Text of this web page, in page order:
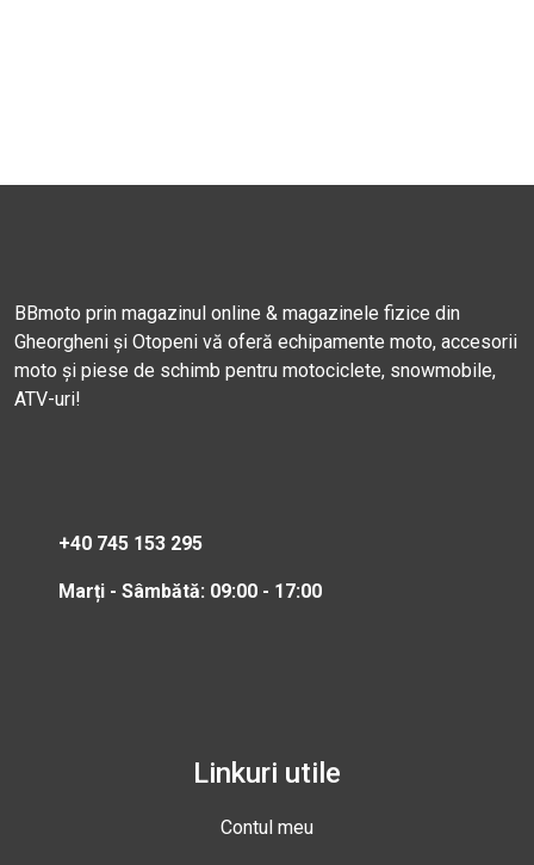
BBmoto prin magazinul online & magazinele fizice din
Gheorgheni și Otopeni vă oferă echipamente moto, accesorii
moto și piese de schimb pentru motociclete, snowmobile,
ATV-uri!
+40 745 153 295
Marți - Sâmbătă: 09:00 - 17:00
Linkuri utile
Contul meu